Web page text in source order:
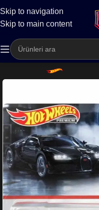
Skip to navigation
Skip to main content